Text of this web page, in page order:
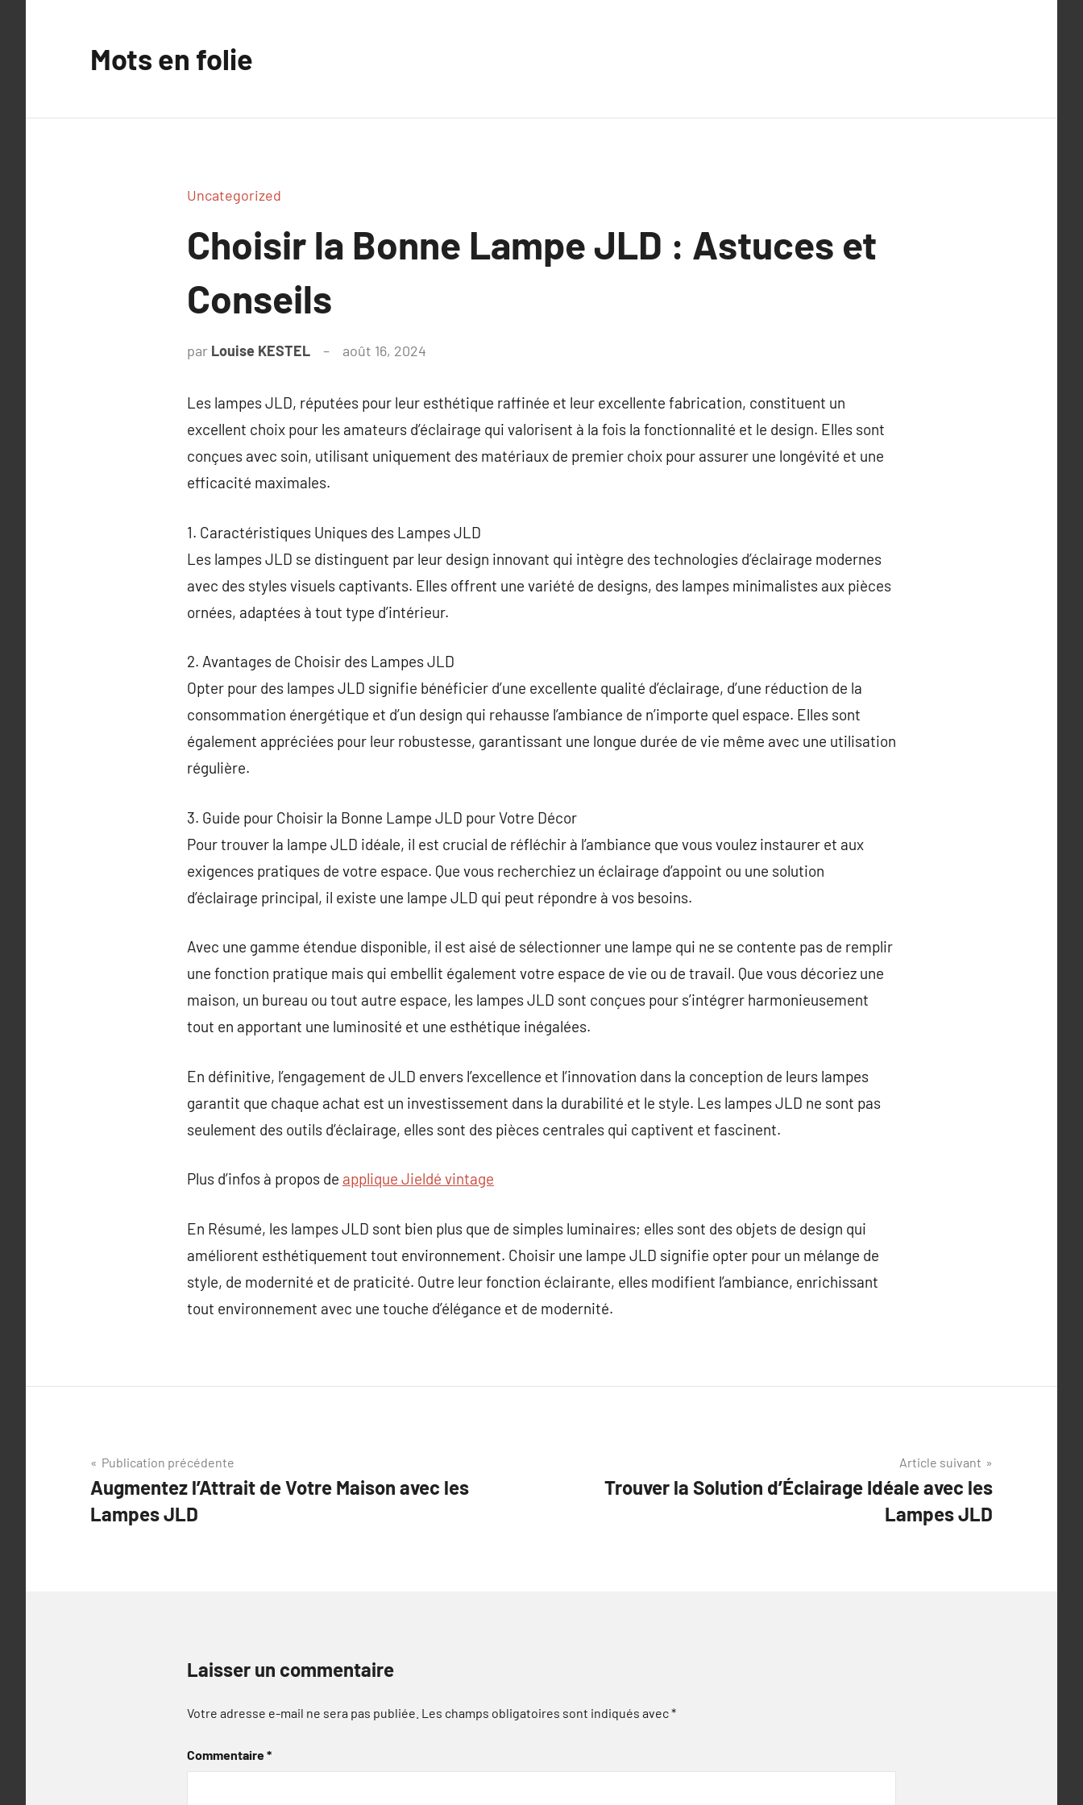
Mots en folie
Uncategorized
Choisir la Bonne Lampe JLD : Astuces et
Conseils
par Louise KESTEL août 16, 2024
Les lampes JLD, réputées pour leur esthétique raffinée et leur excellente fabrication, constituent un
excellent choix pour les amateurs d’éclairage qui valorisent à la fois la fonctionnalité et le design. Elles sont
conçues avec soin, utilisant uniquement des matériaux de premier choix pour assurer une longévité et une
efficacité maximales.
1. Caractéristiques Uniques des Lampes JLD
Les lampes JLD se distinguent par leur design innovant qui intègre des technologies d’éclairage modernes
avec des styles visuels captivants. Elles offrent une variété de designs, des lampes minimalistes aux pièces
ornées, adaptées à tout type d’intérieur.
2. Avantages de Choisir des Lampes JLD
Opter pour des lampes JLD signifie bénéficier d’une excellente qualité d’éclairage, d’une réduction de la
consommation énergétique et d’un design qui rehausse l’ambiance de n’importe quel espace. Elles sont
également appréciées pour leur robustesse, garantissant une longue durée de vie même avec une utilisation
régulière.
3. Guide pour Choisir la Bonne Lampe JLD pour Votre Décor
Pour trouver la lampe JLD idéale, il est crucial de réfléchir à l’ambiance que vous voulez instaurer et aux
exigences pratiques de votre espace. Que vous recherchiez un éclairage d’appoint ou une solution
d’éclairage principal, il existe une lampe JLD qui peut répondre à vos besoins.
Avec une gamme étendue disponible, il est aisé de sélectionner une lampe qui ne se contente pas de remplir
une fonction pratique mais qui embellit également votre espace de vie ou de travail. Que vous décoriez une
maison, un bureau ou tout autre espace, les lampes JLD sont conçues pour s’intégrer harmonieusement
tout en apportant une luminosité et une esthétique inégalées.
En définitive, l’engagement de JLD envers l’excellence et l’innovation dans la conception de leurs lampes
garantit que chaque achat est un investissement dans la durabilité et le style. Les lampes JLD ne sont pas
seulement des outils d’éclairage, elles sont des pièces centrales qui captivent et fascinent.
Plus d’infos à propos de applique Jieldé vintage
En Résumé, les lampes JLD sont bien plus que de simples luminaires; elles sont des objets de design qui
améliorent esthétiquement tout environnement. Choisir une lampe JLD signifie opter pour un mélange de
style, de modernité et de praticité. Outre leur fonction éclairante, elles modifient l’ambiance, enrichissant
tout environnement avec une touche d’élégance et de modernité.
Navigation
de
l’article
Publication précédente
Augmentez l’Attrait de Votre Maison avec les
Lampes JLD
Article suivant
Trouver la Solution d’Éclairage Idéale avec les
Lampes JLD
Laisser un commentaire
Votre adresse e-mail ne sera pas publiée. Les champs obligatoires sont indiqués avec*
Commentaire*